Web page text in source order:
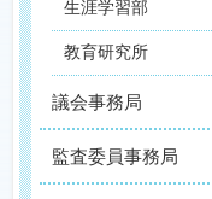
生涯学習部
教育研究所
議会事務局
監査委員事務局